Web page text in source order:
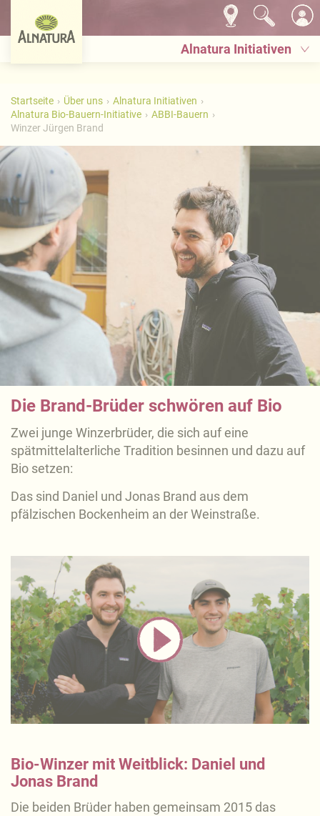
Alnatura Initiativen
Startseite Über uns
Alnatura Initiativen
Alnatura Bio-Bauern-Initiative
ABBI-Bauern
Winzer Jürgen Brand
Die Brand-Brüder schwören auf Bio
Zwei junge Winzerbrüder, die sich auf eine
spätmittelalterliche Tradition besinnen und dazu auf
Bio setzen:
Das sind Daniel und Jonas Brand aus dem
pfälzischen Bockenheim an der Weinstraße.
Bio-Winzer mit Weitblick: Daniel und
Jonas Brand
Die beiden Brüder haben gemeinsam 2015 das